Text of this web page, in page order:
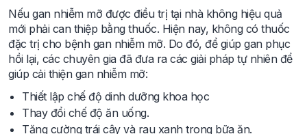
Nếu gan nhiễm mỡ được điều trị tại nhà không hiệu quả
mới phải can thiệp bằng thuốc. Hiện nay, không có thuốc
đặc trị cho bệnh gan nhiễm mỡ. Do đó, để giúp gan phục
hồi lại, các chuyên gia đã đưa ra các giải pháp tự nhiên để
giúp cải thiện gan nhiễm mỡ:
Thiết lập chế độ dinh dưỡng khoa học
Thay đổi chế độ ăn uống.
Tăng cường trái cây và rau xanh trong bữa ăn.